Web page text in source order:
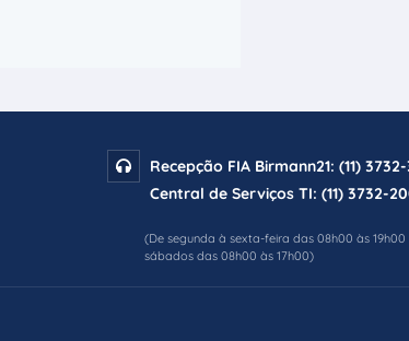
Recepção FIA Birmann21:(11)
Central de Serviços TI:(11) 3732-
(De segunda à sexta-feira das 08h00 às 19h00
sábados das 08h00 às 17h00)